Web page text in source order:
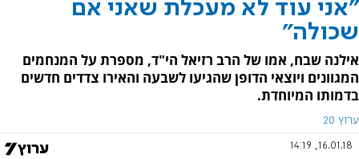
"אני עוד לא מעכלת שאני אם
שכולה"
אילנה שבח, אמו של הרב רזיאל הי"ד, מספרת על המנחמים
המגוונים ויוצאי הדופן שהגיעו לשבעה והאירו צדדים חדשים
בדמותו המיוחדת.
ערוץ 20
16.01.18, 14:19